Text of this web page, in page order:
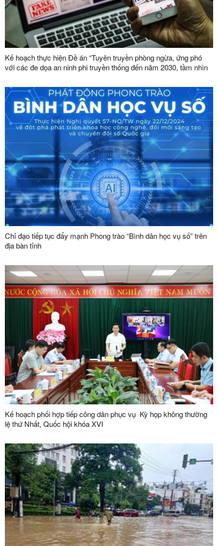
Kế hoạch thực hiện Đề án “Tuyên truyền phòng ngừa, ứng phó
với các đe dọa an ninh phi truyền thống đến năm 2030, tầm nhìn
Chỉ đạo tiếp tục đẩy mạnh Phong trào “Bình dân học vụ số” trên
địa bàn tỉnh
Kế hoạch phối hợp tiếp công dân phục vụ Kỳ họp không thường
lệ thứ Nhất, Quốc hội khóa XVI